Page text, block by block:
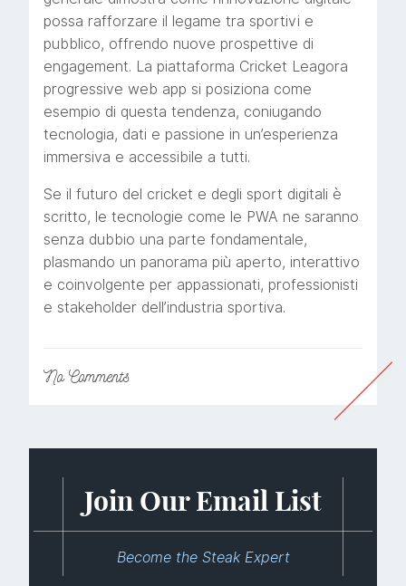
possa rafforzare il legame tra sportivi e
pubblico, offrendo nuove prospettive di
engagement. La piattaforma Cricket Leagora
progressive web app si posiziona come
esempio di questa tendenza, coniugando
tecnologia, dati e passione in un’esperienza
immersiva e accessibile a tutti.
Se il futuro del cricket e degli sport digitali è
scritto, le tecnologie come le PWA ne saranno
senza dubbio una parte fondamentale,
plasmando un panorama più aperto, interattivo
e coinvolgente per appassionati, professionisti
e stakeholder dell’industria sportiva.
NoComments
Join Our Email List
Become the Steak Expert